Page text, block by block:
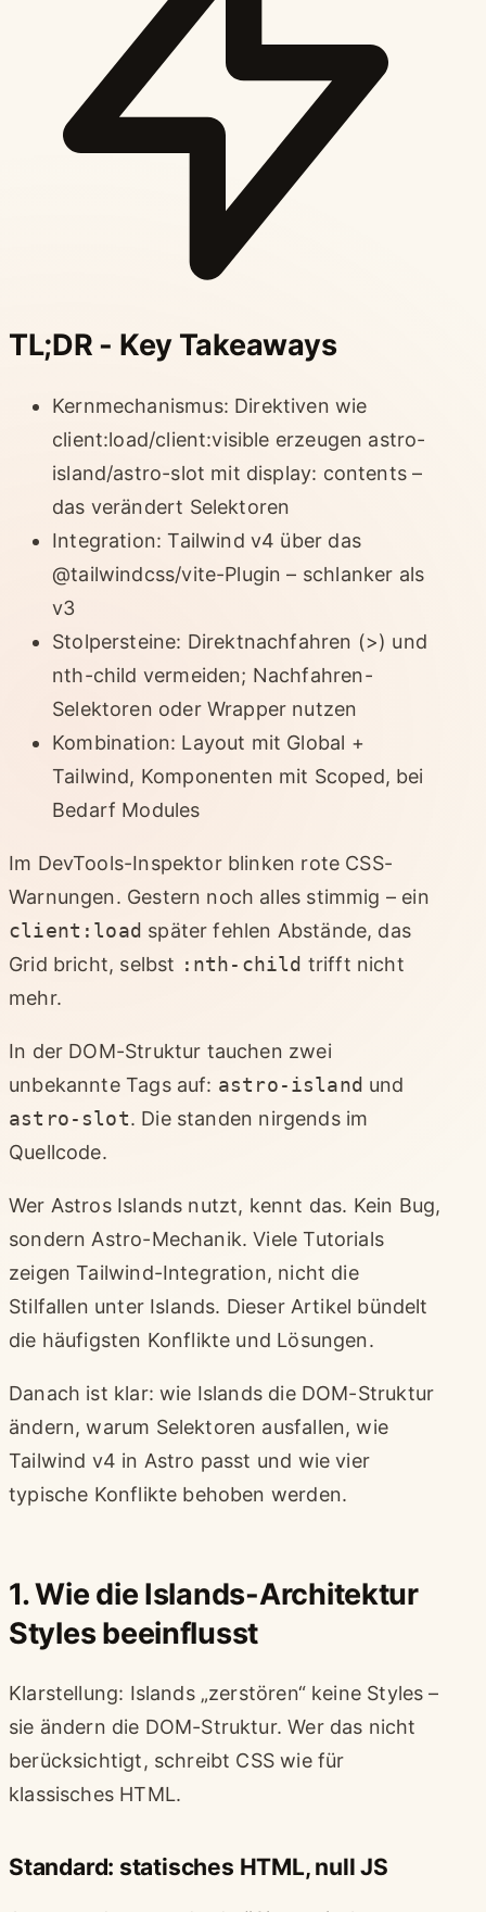
TL;DR - Key Takeaways
Kernmechanismus: Direktiven wie
client:load/client:visible erzeugen astro-
island/astro-slot mit display: contents –
das verändert Selektoren
Integration: Tailwind v4 über das
@tailwindcss/vite-Plugin – schlanker als
v3
Stolpersteine: Direktnachfahren (>) und
nth-child vermeiden; Nachfahren-
Selektoren oder Wrapper nutzen
Kombination: Layout mit Global +
Tailwind, Komponenten mit Scoped, bei
Bedarf Modules
Im DevTools-Inspektor blinken rote CSS-
Warnungen. Gestern noch alles stimmig – ein
client:load später fehlen Abstände, das
Grid bricht, selbst :nth-child trifft nicht
mehr.
In der DOM-Struktur tauchen zwei
unbekannte Tags auf: astro-island und
astro-slot. Die standen nirgends im
Quellcode.
Wer Astros Islands nutzt, kennt das. Kein Bug,
sondern Astro-Mechanik. Viele Tutorials
zeigen Tailwind-Integration, nicht die
Stilfallen unter Islands. Dieser Artikel bündelt
die häufigsten Konflikte und Lösungen.
Danach ist klar: wie Islands die DOM-Struktur
ändern, warum Selektoren ausfallen, wie
Tailwind v4 in Astro passt und wie vier
typische Konflikte behoben werden.
1. Wie die Islands-Architektur
Styles beeinflusst
Klarstellung: Islands „zerstören“ keine Styles –
sie ändern die DOM-Struktur. Wer das nicht
berücksichtigt, schreibt CSS wie für
klassisches HTML.
Standard: statisches HTML, null JS